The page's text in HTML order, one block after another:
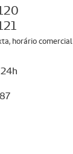
horário comercial